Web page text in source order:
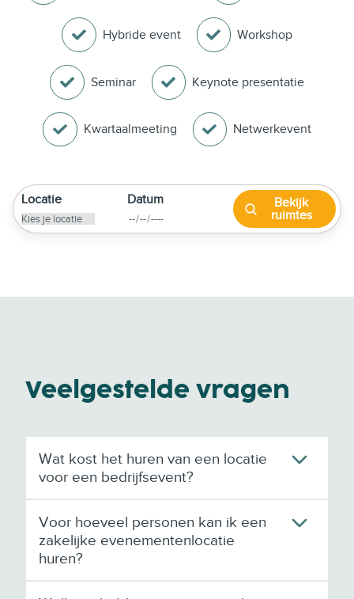
Hybride event Workshop
Seminar Keynote presentatie
Kwartaalmeeting Netwerkevent
Locatie Datum
Bekijk
ruimtes
Veelgestelde vragen
Wat kost het huren van een locatie
voor een bedrijfsevent?
Voor hoeveel personen kan ik een
zakelijke evenementenlocatie
huren?